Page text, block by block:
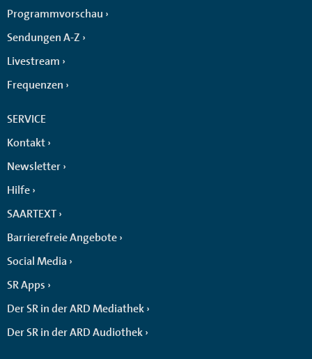
Programmvorschau
Sendungen A-Z
Livestream
Frequenzen
SERVICE
Kontakt
Newsletter
Hilfe
SAARTEXT
Barrierefreie Angebote
Social Media
SR Apps
Der SR in der ARD Mediathek
Der SR in der ARD Audiothek